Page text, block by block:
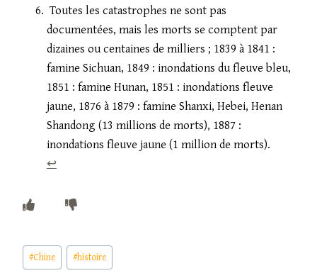
Toutes les catastrophes ne sont pas
documentées, mais les morts se comptent par
dizaines ou centaines de milliers ; 1839 à 1841 :
famine Sichuan, 1849 : inondations du fleuve bleu,
1851 : famine Hunan, 1851 : inondations fleuve
jaune, 1876 à 1879 : famine Shanxi, Hebei, Henan
Shandong (13 millions de morts), 1887 :
inondations fleuve jaune (1 million de morts).
↩︎
Étiquettes
de
#Chine #histoire